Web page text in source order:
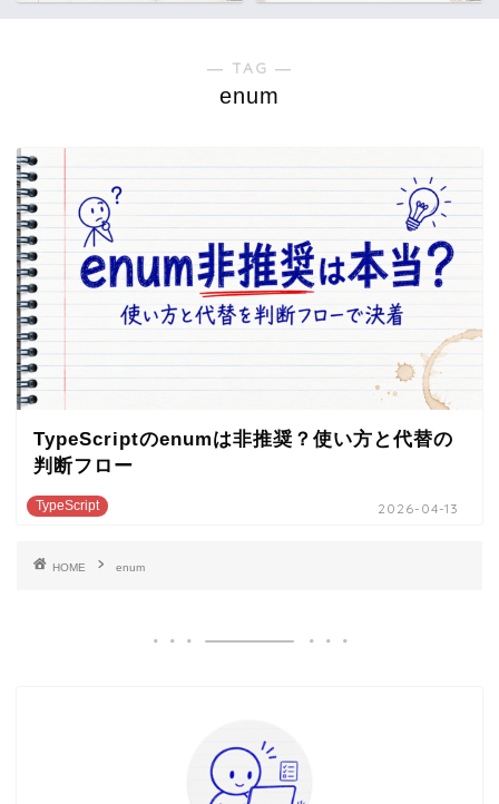
― TAG ―
enum
TypeScript
TypeScriptのenumは非推奨？使い方と代替の
判断フロー
2026-04-13
HOME enum